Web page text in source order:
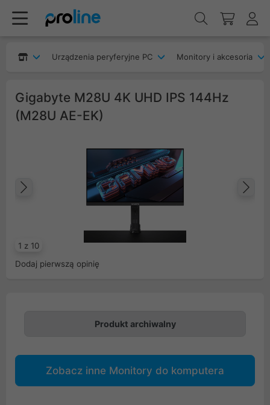
Urządzenia peryferyjne PC Monitory i akcesoria
Gigabyte M28U 4K UHD IPS 144Hz
(M28U AE-EK)
1 z 10
Poprzedni
Dodaj pierwszą opinię
Produkt archiwalny
Zobacz inne Monitory do komputera